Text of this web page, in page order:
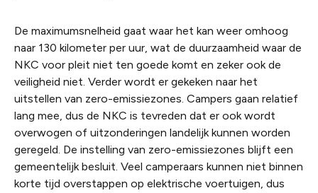
De maximumsnelheid gaat waar het kan weer omhoog
naar 130 kilometer per uur, wat de duurzaamheid waar de
NKC voor pleit niet ten goede komt en zeker ook de
veiligheid niet. Verder wordt er gekeken naar het
uitstellen van zero-emissiezones. Campers gaan relatief
lang mee, dus de NKC is tevreden dat er ook wordt
overwogen of uitzonderingen landelijk kunnen worden
geregeld. De instelling van zero-emissiezones blijft een
gemeentelijk besluit. Veel camperaars kunnen niet binnen
korte tijd overstappen op elektrische voertuigen, dus